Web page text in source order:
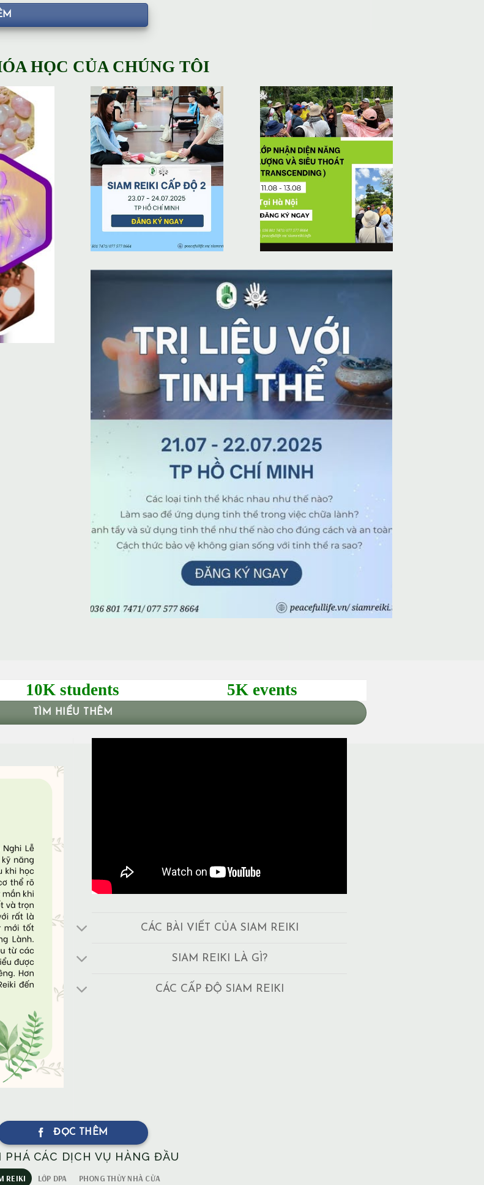
HỌC CỦA CHÚNG TÔI
10K students 5K events
TÌM HIỂU THÊM
CÁC BÀI VIẾT CỦA SIAM REIKI
SIAM REIKI LÀ GÌ?
CÁC CẤP ĐỘ SIAM REIKI
ĐỌC THÊM
PHÁ CÁC DỊCH VỤ HÀNG ĐẦU
REIKI